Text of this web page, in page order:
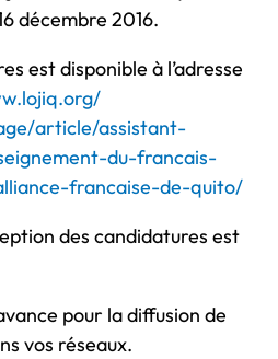
décembre 2016.
est disponible à l’adresse
article/assistant-
du-francais-
francaise-de-quito/
des candidatures est
pour la diffusion de
vos réseaux.